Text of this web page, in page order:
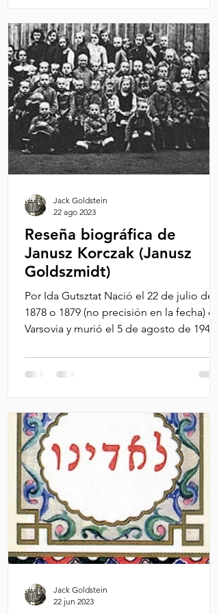
Reseña biográfica de
Janusz Korczak (Janusz
Goldszmidt)
Por Ida Gutsztat Nació el 22 de julio de
1878 o 1879 (no precisión en la fecha) en
Varsovia y murió el 5 de agosto de 1942,
Jack Goldstein
22 ago 2023
Jack Goldstein
22 jun 2023